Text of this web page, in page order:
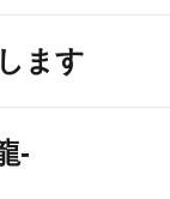
ます
-